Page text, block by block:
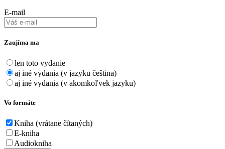
E-mail
Zaujíma ma
len toto vydanie
aj iné vydania (v jazyku čeština)
aj iné vydania (v akomkoľvek jazyku)
Vo formáte
Kniha (vrátane čítaných)
E-kniha
Audiokniha